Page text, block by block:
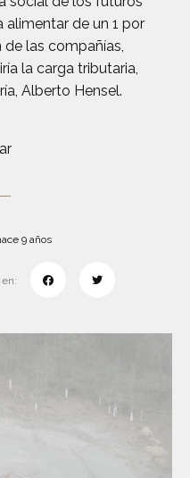
de un 1 por
las compañías,
la carga tributaria,
Alberto Hensel.
9 años